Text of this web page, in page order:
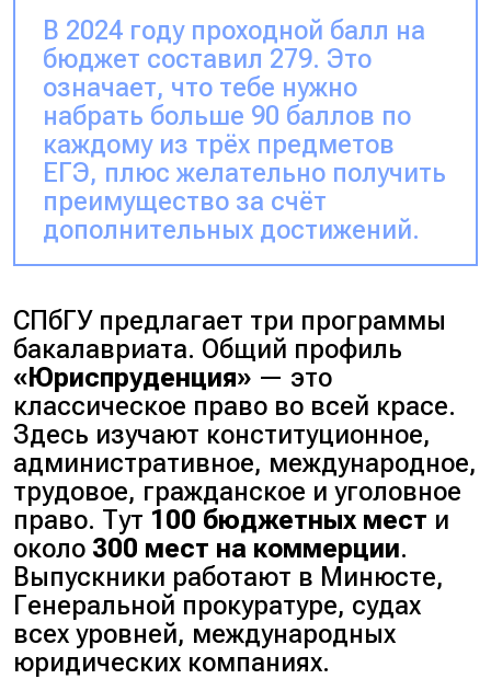
В 2024 году проходной балл на
бюджет составил 279. Это
означает, что тебе нужно
набрать больше 90 баллов по
каждому из трёх предметов
ЕГЭ, плюс желательно получить
преимущество за счёт
дополнительных достижений.
СПбГУ предлагает три программы
бакалавриата. Общий профиль
«Юриспруденция» — это
классическое право во всей красе.
Здесь изучают конституционное,
административное, международное,
трудовое, гражданское и уголовное
право. Тут 100 бюджетных мест и
около 300 мест на коммерции.
Выпускники работают в Минюсте,
Генеральной прокуратуре, судах
всех уровней, международных
юридических компаниях.